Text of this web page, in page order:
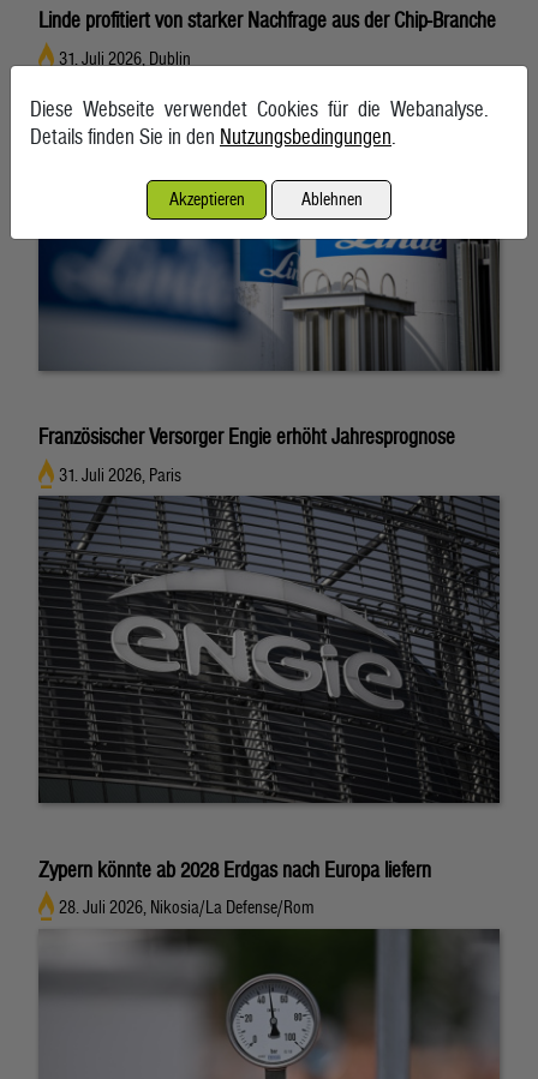
Linde profitiert von starker Nachfrage aus der Chip-Branche
31. Juli 2026, Dublin
Französischer Versorger Engie erhöht Jahresprognose
31. Juli 2026, Paris
Zypern könnte ab 2028 Erdgas nach Europa liefern
28. Juli 2026, Nikosia/La Defense/Rom
Diese Webseite verwendet Cookies für die Webanalyse.
Details finden Sie in den Nutzungsbedingungen.
Akzeptieren Ablehnen